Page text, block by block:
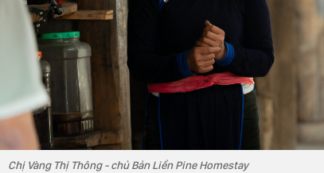
Chị Vàng Thị Thông - chủ Bản Liền Pine Homestay